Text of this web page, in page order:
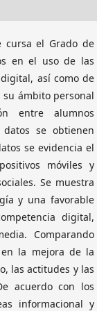
cursa el Grado de
en el uso de las
así como de
su ámbito personal
entre alumnos
se obtienen
se evidencia el
móviles y
Se muestra
y una favorable
digital,
Comparando
la mejora de la
las actitudes y las
acuerdo con los
informacional y